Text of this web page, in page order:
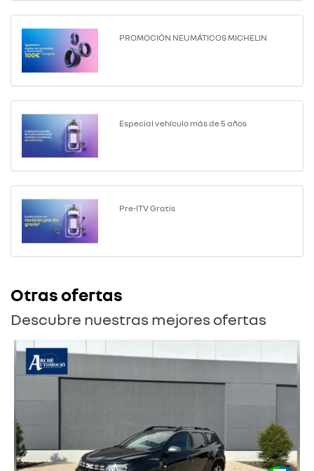
PROMOCIÓN NEUMÁTICOS MICHELIN
Especial vehículo más de 5 años
Pre-ITV Gratis
Otras ofertas
Descubre nuestras mejores ofertas